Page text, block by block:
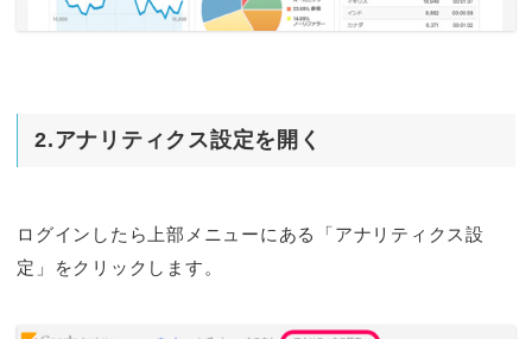
2.アナリティクス設定を開く
ログインしたら上部メニューにある「アナリティクス設
定」をクリックします。